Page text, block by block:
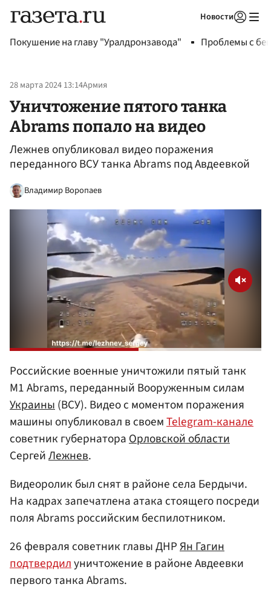
Новости
Покушение на главу "Уралдронзавода" Проблемы с
28 марта 2024 13:14Армия
Уничтожение пятого танка
Abrams попало на видео
Лежнев опубликовал видео поражения
переданного ВСУ танка Abrams под Авдеевкой
Владимир Воропаев
Российские военные уничтожили пятый танк
M1 Abrams, переданный Вооруженным силам
Украины(ВСУ). Видео с моментом поражения
машины опубликовал в своемTelegram-канале
советник губернатораОрловской области
СергейЛежнев.
Видеоролик был снят в районе села Бердычи.
На кадрах запечатлена атака стоящего посреди
поля Abrams российским беспилотником.
26 февраля советник главы ДНРЯн Гагин
подтвердилуничтожение в районе Авдеевки
первого танка Abrams.